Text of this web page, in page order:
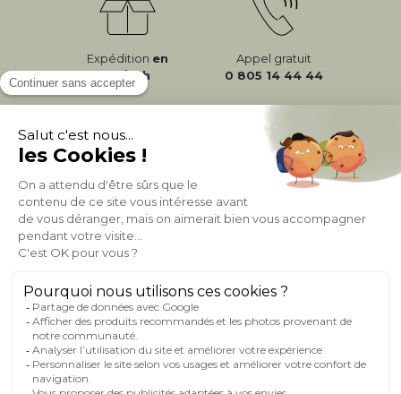
Expédition en
24/72h
Appel gratuit
0 805 14 44 44
À PROPOS DE MILIBOO
AIDE & CONTACT